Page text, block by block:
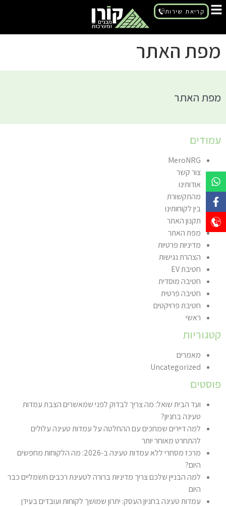
לתוכן
קריאת שירות
מפת האתר
מפת האתר
עמודים
MeroNRG
צור קשר
אודותינו
מהתקשורת
בין לקוחותינו
תקנון האתר
מפת האתר
מדיניות פרטיות
הצהרת נגישות
חטיבת EV
חטיבה מוסדית
חטיבה פרטית
חטיבת פרויקטים
ראשי
קטגוריות
מאמרים
Uncategorized
פוסטים
ועד הבית שואל: מה צריך לבדוק לפני שמאשרים הצבת עמדות
טעינה בחניון?
למה דיירים שמחכים עם ההחלטה על עמדות טעינה עלולים
להתחרט מאוחר יותר
מרכז מסחרי ללא עמדות טעינה ב-2026: מה הלקוחות מחפשים
היום?
למה הבניין שלכם צריך מדיניות ברורה לטעינת רכבים חשמליים כבר
היום
עמדות טעינה בחניון העסק: יתרון שמושך לקוחות ועובדים בעידן